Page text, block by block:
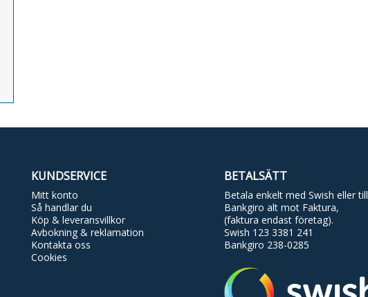
KUNDSERVICE
Mitt konto
Så handlar du
Köp & leveransvillkor
Avbokning & reklamation
Kontakta oss
Cookies
BETALSÄTT
Betala enkelt med Swish eller till
Bankgiro alt mot Faktura,
(faktura endast företag).
Swish 123 3381 241
Bankgiro 238-0285